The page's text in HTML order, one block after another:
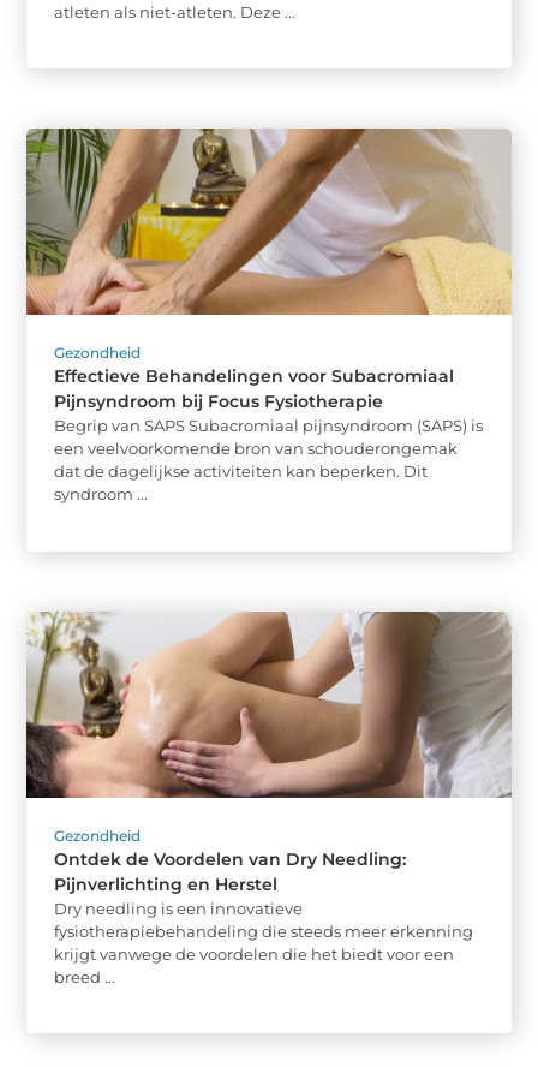
atleten als niet-atleten. Deze ...
Gezondheid
Effectieve Behandelingen voor Subacromiaal
Pijnsyndroom bij Focus Fysiotherapie
Begrip van SAPS Subacromiaal pijnsyndroom (SAPS) is
een veelvoorkomende bron van schouderongemak
dat de dagelijkse activiteiten kan beperken. Dit
syndroom ...
Gezondheid
Ontdek de Voordelen van Dry Needling:
Pijnverlichting en Herstel
Dry needling is een innovatieve
fysiotherapiebehandeling die steeds meer erkenning
krijgt vanwege de voordelen die het biedt voor een
breed ...